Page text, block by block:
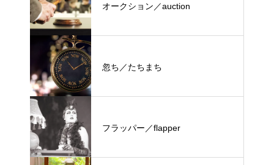
オークション／auction
忽ち／たちまち
フラッパー／flapper